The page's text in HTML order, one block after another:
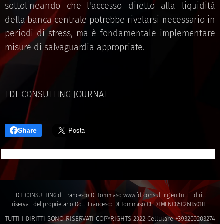
sottolineando che l'accesso diretto alla liquidità
della banca centrale potrebbe rivelarsi necessario in
periodi di stress, ma è fondamentale implementare
misure di salvaguardia appropriate.
FDT CONSULTING JOURNAL
Share
F.D.T. CONSULTING di Francesco Di Tommaso www.fdtconsulting.eu tutti i diritti
riservati del proprietario Dott. Francesco DI Tommaso CF DTMFNC85C26H501H.
TUTTI I DIRITTI SONO RISERVATI COPYRIGHTS 2022 Cellulare +393200203274